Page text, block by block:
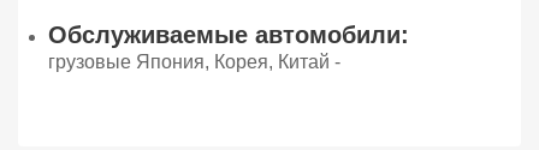
Обслуживаемые автомобили:
грузовые Япония, Корея, Китай -